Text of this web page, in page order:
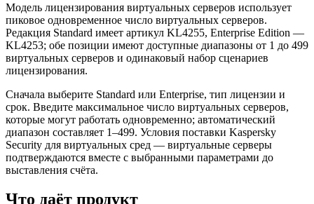
Модель лицензирования виртуальных серверов использует
пиковое одновременное число виртуальных серверов.
Редакция Standard имеет артикул KL4255, Enterprise Edition —
KL4253; обе позиции имеют доступные диапазоны от 1 до 499
виртуальных серверов и одинаковый набор сценариев
лицензирования.
Сначала выберите Standard или Enterprise, тип лицензии и
срок. Введите максимальное число виртуальных серверов,
которые могут работать одновременно; автоматический
диапазон составляет 1–499. Условия поставки Kaspersky
Security для виртуальных сред — виртуальные серверы
подтверждаются вместе с выбранными параметрами до
выставления счёта.
Что даёт продукт